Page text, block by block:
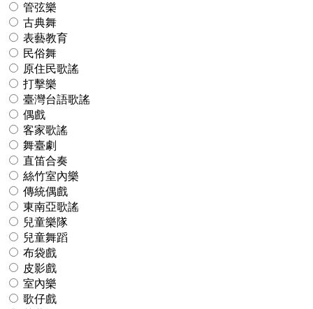
管弦樂
古典舞
表藝教育
民俗舞
原住民歌謠
打擊樂
臺灣台語歌謠
偶戲
客家歌謠
舞臺劇
直笛合奏
絲竹室內樂
傳統偶戲
東南亞歌謠
兒童樂隊
兒童舞蹈
布袋戲
皮影戲
室內樂
歌仔戲